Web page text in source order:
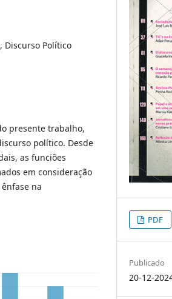
Discurso Político
presente trabalho,
político. Desde
as funciões
em consideração
na
PDF
Publicado
20-12-